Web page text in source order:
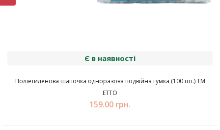
Є в наявності
Поліетиленова шапочка одноразова подвійна гумка (100 шт.) ТМ
ЕТТО
159.00 грн.